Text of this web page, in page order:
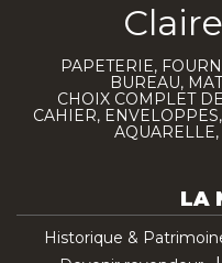
PAPETERIE,
BUREAU,
CHOIX COMPLET
CAHIER,
LA
Historique &